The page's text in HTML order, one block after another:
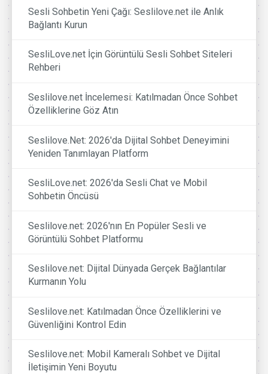
Sesli Sohbetin Yeni Çağı: Seslilove.net ile Anlık
Bağlantı Kurun
SesliLove.net İçin Görüntülü Sesli Sohbet Siteleri
Rehberi
Seslilove.net İncelemesi: Katılmadan Önce Sohbet
Özelliklerine Göz Atın
Seslilove.Net: 2026'da Dijital Sohbet Deneyimini
Yeniden Tanımlayan Platform
SesliLove.net: 2026'da Sesli Chat ve Mobil
Sohbetin Öncüsü
Seslilove.net: 2026'nın En Popüler Sesli ve
Görüntülü Sohbet Platformu
Seslilove.net: Dijital Dünyada Gerçek Bağlantılar
Kurmanın Yolu
Seslilove.net: Katılmadan Önce Özelliklerini ve
Güvenliğini Kontrol Edin
Seslilove.net: Mobil Kameralı Sohbet ve Dijital
İletişimin Yeni Boyutu